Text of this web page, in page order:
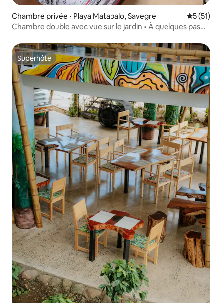
Chambre privée ⋅ Playa Matapalo, Savegre
5 (51)
Chambre double avec vue sur le jardin • À quelques pas
Superhôte
Superhôte